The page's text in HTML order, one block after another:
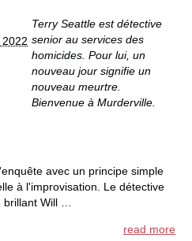
Terry Seattle est détective
senior au services des
homicides. Pour lui, un
nouveau jour signifie un
nouveau meurtre.
Bienvenue à Murderville.
avec un principe simple
à l'improvisation. Le détective
Will …
read more